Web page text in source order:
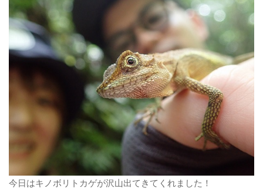
今日はキノボリトカゲが沢山出てきてくれました！